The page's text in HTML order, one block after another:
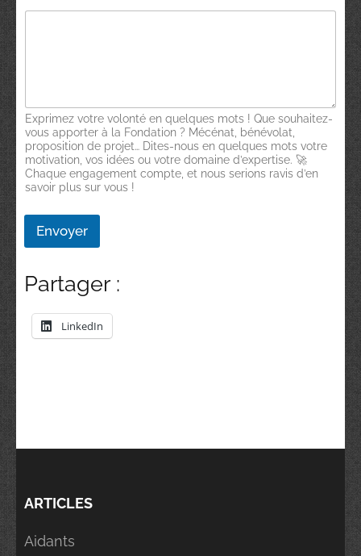
Exprimez votre volonté en quelques mots ! Que souhaitez-
vous apporter à la Fondation ? Mécénat, bénévolat,
proposition de projet… Dites-nous en quelques mots votre
motivation, vos idées ou votre domaine d’expertise. 🚀
Chaque engagement compte, et nous serions ravis d’en
savoir plus sur vous !
Envoyer
Partager :
LinkedIn
ARTICLES
Aidants